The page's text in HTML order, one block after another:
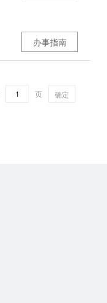
办事指南
页 确定